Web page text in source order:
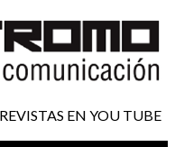
EN YOU TUBE